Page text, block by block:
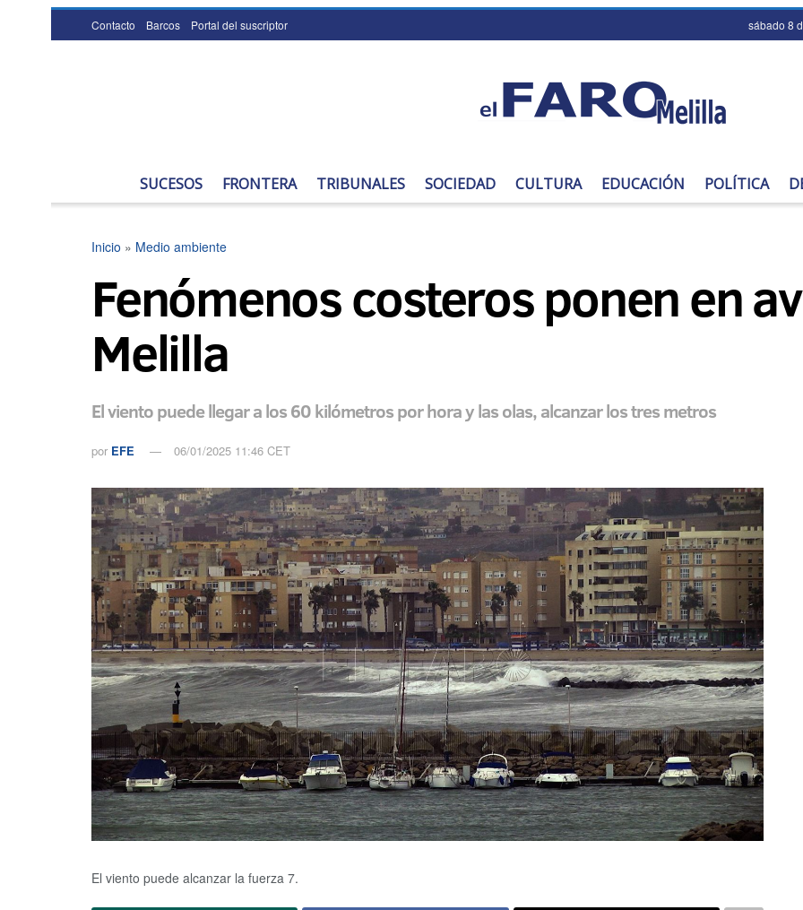
Contacto Barcos Portal del suscriptor sábado 8
SUCESOS FRONTERA TRIBUNALES SOCIEDAD CULTURA EDUCACIÓN POLÍTICA
Inicio » Medio ambiente
Fenómenos costeros ponen en
Melilla
El viento puede llegar a los 60 kilómetros por hora y las olas, alcanzar los tres metros
por EFE 06/01/2025 11:46 CET
El viento puede alcanzar la fuerza 7.